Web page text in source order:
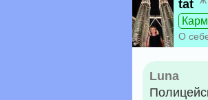
tat
О
Luna